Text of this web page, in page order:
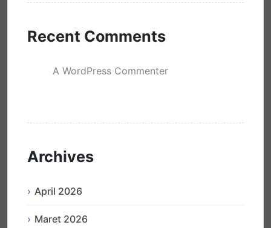
Recent Comments
A WordPress Commenter
Archives
April 2026
Maret 2026